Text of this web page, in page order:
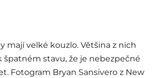
mají velké kouzlo. Většina z nich
špatném stavu, že je nebezpečné
Fotogram Bryan Sansivero z New